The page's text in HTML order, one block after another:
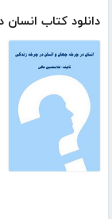
دانلود کتاب